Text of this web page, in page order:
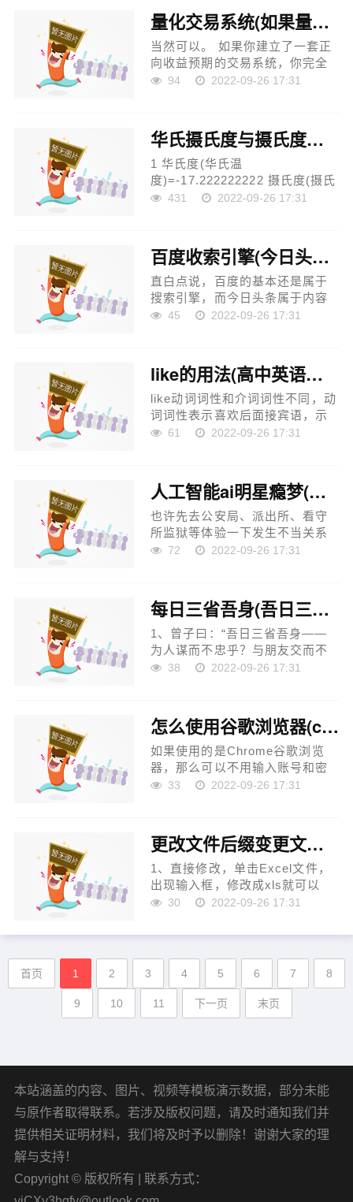
条干货： 一、以斜取势...
量化交易系统(如果量化交易系统可以实现全自动，那么一套正向的系统可否让
当然可以。 如果你建立了一套正
向收益预期的交易系统，你完全
可以把所有的环节都考虑清楚
但是不限于： 1、网络绝对...
94 2022-09-26 17:31
华氏摄氏度与摄氏度换算(华氏温度和摄氏温度之间是怎么换算的啊)
1 华氏度(华氏温
度)=-17.222222222 摄氏度(摄氏
温度) 摄氏温度＝5/9（华氏温
拓展资料： 华氏温标
（Fahrenheit temperature
scale）符...
431 2022-09-26 17:31
百度收索引擎(今日头条和百度有什么不同)
直白点说，百度的基本还是属于
搜索引擎，而今日头条属于内容
推送引擎。 从产品的角度来说，
根据用户的需求来满足用...
45 2022-09-26 17:31
like的用法(高中英语有关like的用法都有哪些)
like动词词性和介词词性不同，动
词词性表示喜欢后面接宾语，示
例：I like playing basketball;作
一、like的用法 1.like to do sth.
喜欢做...
61 2022-09-26 17:31
人工智能ai明星瘾梦(老是幻想和别的女性发生不正当关系。该怎么稳定心态)
也许先去公安局、派出所、看守
所监狱等体验一下发生不当关系
的后果就不再想这些了。 天下没
权有势高富帅一个都不沾...
72 2022-09-26 17:31
每日三省吾身(吾日三省吾身的具体内容是什么)
1、曾子曰：“吾日三省吾身——
为人谋而不忠乎？与朋友交而不
信乎？传不习乎？”指的是曾子
交往有没有诚信？老师...
38 2022-09-26 17:31
怎么使用谷歌浏览器(chrome怎么登录啊)
如果使用的是Chrome谷歌浏览
器，那么可以不用输入账号和密
码自动登录Google账号。具体步
2、然后在的地址栏中输入
chrome://fl...
33 2022-09-26 17:31
更改文件后缀变更文件格式(如何修改excel文件名的后缀名)
1、直接修改，单击Excel文件，
出现输入框，修改成xls就可以
了。 不过直接修改可能会导致文
打开文件，点击“文件”。3、点击
30 2022-09-26 17:31
首页 1 2 3 4 5 6 7 8
9 10 11 下一页 末页
本站涵盖的内容、图片、视频等模板演示数据，部分未能
与原作者取得联系。若涉及版权问题，请及时通知我们并
提供相关证明材料，我们将及时予以删除！谢谢大家的理
解与支持！
Copyright © 版权所有 | 联系方式：